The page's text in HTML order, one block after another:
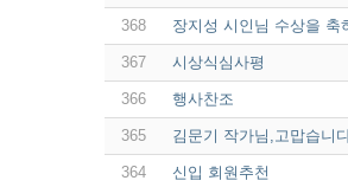
368 장지성 시인님 수상을 축
367 시상식심사평
366 행사찬조
365 김문기 작가님,고맙습니
364 신입 회원추천